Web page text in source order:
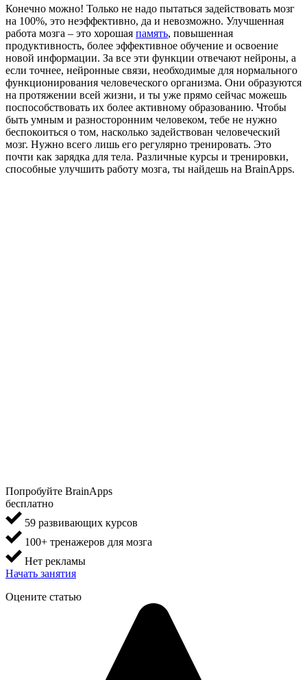
Конечно можно! Только не надо пытаться задействовать мозг
на 100%, это неэффективно, да и невозможно. Улучшенная
работа мозга – это хорошая память, повышенная
продуктивность, более эффективное обучение и освоение
новой информации. За все эти функции отвечают нейроны, а
если точнее, нейронные связи, необходимые для нормального
функционирования человеческого организма. Они образуются
на протяжении всей жизни, и ты уже прямо сейчас можешь
поспособствовать их более активному образованию. Чтобы
быть умным и разносторонним человеком, тебе не нужно
беспокоиться о том, насколько задействован человеческий
мозг. Нужно всего лишь его регулярно тренировать. Это
почти как зарядка для тела. Различные курсы и тренировки,
способные улучшить работу мозга, ты найдешь на BrainApps.
Попробуйте BrainApps
бесплатно
59 развивающих курсов
100+ тренажеров для мозга
Нет рекламы
Начать занятия
Оцените статью